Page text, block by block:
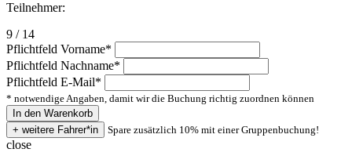
Teilnehmer:
9 / 14
Pflichtfeld Vorname*
Pflichtfeld Nachname*
Pflichtfeld E-Mail*
* notwendige Angaben, damit wir die Buchung richtig zuordnen können
Spare zusätzlich 10% mit einer Gruppenbuchung!
close